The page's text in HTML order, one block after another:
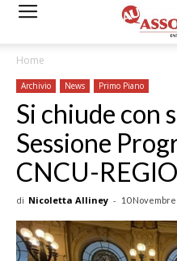
Home
Archivio News Primo Piano
Si chiude con
Sessione
CNCU-
di Nicoletta Alliney - 10 Novembre